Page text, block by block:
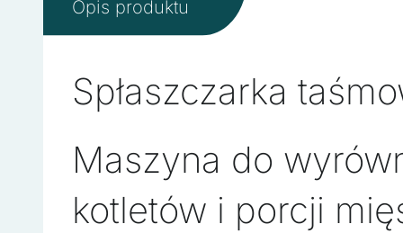
Opis produktu
Spłaszczarka
Maszyna do
kotletów i porcji